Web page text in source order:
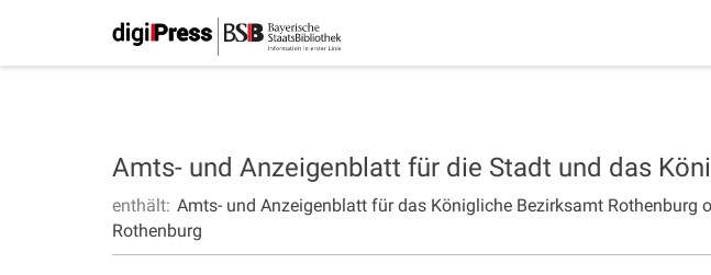
Amts- und Anzeigenblatt für die Stadt und das
enthält: Amts- und Anzeigenblatt für das Königliche Bezirksamt Rothenburg
Rothenburg